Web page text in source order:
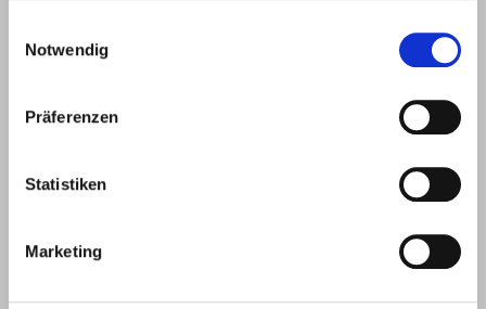
Notwendig
Präferenzen
Statistiken
Marketing
dem
Hagen
info@eurotec.team